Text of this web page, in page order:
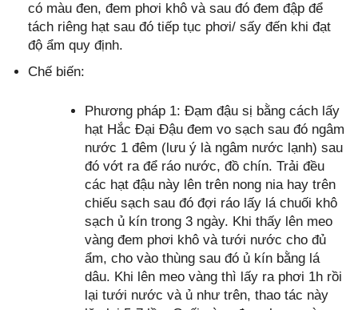
có màu đen, đem phơi khô và sau đó đem đập để
tách riêng hạt sau đó tiếp tục phơi/ sấy đến khi đạt
độ ẩm quy định.
Chế biến:
Phương pháp 1: Đạm đậu sị bằng cách lấy
hạt Hắc Đại Đậu đem vo sạch sau đó ngâm
nước 1 đêm (lưu ý là ngâm nước lạnh) sau
đó vớt ra để ráo nước, đồ chín. Trải đều
các hạt đậu này lên trên nong nia hay trên
chiếu sạch sau đó đợi ráo lấy lá chuối khô
sạch ủ kín trong 3 ngày. Khi thấy lên meo
vàng đem phơi khô và tưới nước cho đủ
ẩm, cho vào thùng sau đó ủ kín bằng lá
dâu. Khi lên meo vàng thì lấy ra phơi 1h rồi
lại tưới nước và ủ như trên, thao tác này